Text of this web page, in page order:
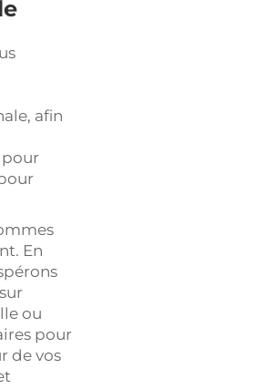
afin
En
ou
pour
de vos